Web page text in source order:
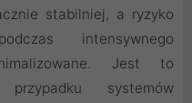
stabilniej, a ryzyko
intensywnego
Jest to
systemów